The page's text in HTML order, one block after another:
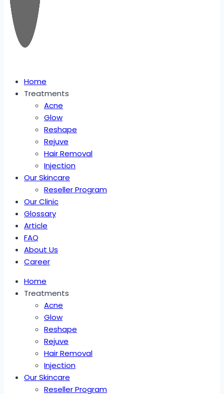
Home
Treatments
Acne
Glow
Reshape
Rejuve
Hair Removal
Injection
Our Skincare
Reseller Program
Our Clinic
Glossary
Article
FAQ
About Us
Career
Home
Treatments
Acne
Glow
Reshape
Rejuve
Hair Removal
Injection
Our Skincare
Reseller Program